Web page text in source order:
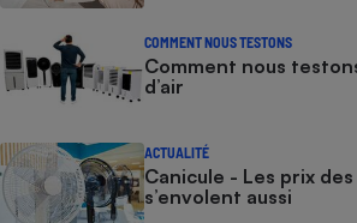
COMMENT NOUS TESTONS
Comment nous
d’air
ACTUALITÉ
Canicule - Les prix
s’envolent aussi